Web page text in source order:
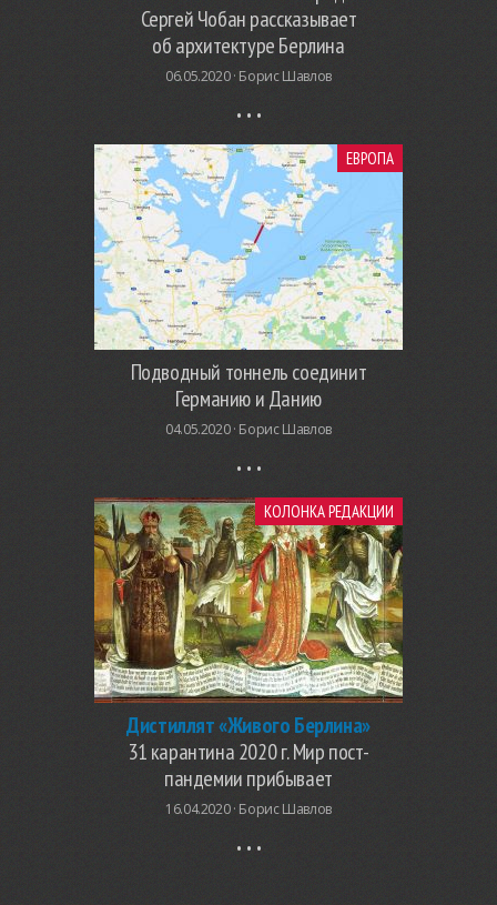
Сергей Чобан рассказывает
об архитектуре Берлина
06.05.2020 · Борис Шавлов
ЕВРОПА
Подводный тоннель соединит
Германию и Данию
04.05.2020 · Борис Шавлов
КОЛОНКА РЕДАКЦИИ
Дистиллят «Живого Берлина»
31 карантина 2020 г. Мир пост-
пандемии прибывает
16.04.2020 · Борис Шавлов